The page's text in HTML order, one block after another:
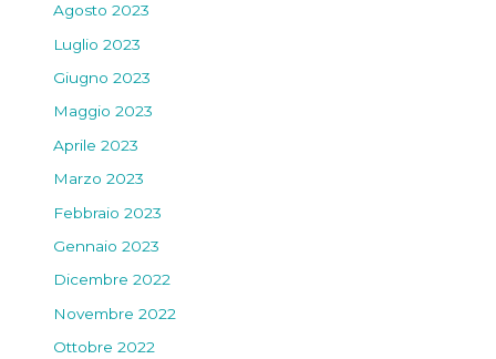
Agosto 2023
Luglio 2023
Giugno 2023
Maggio 2023
Aprile 2023
Marzo 2023
Febbraio 2023
Gennaio 2023
Dicembre 2022
Novembre 2022
Ottobre 2022